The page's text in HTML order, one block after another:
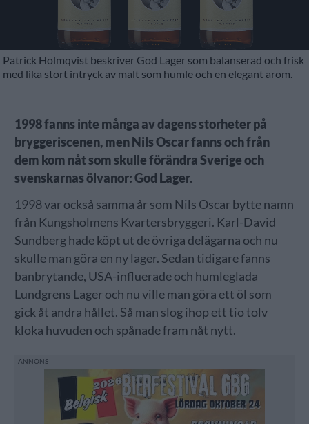
Patrick Holmqvist beskriver God Lager som balanserad och frisk
med lika stort intryck av malt som humle och en elegant arom.
1998 fanns inte många av dagens storheter på
bryggeriscenen, men Nils Oscar fanns och från
dem kom nåt som skulle förändra Sverige och
svenskarnas ölvanor: God Lager.
1998 var också samma år som Nils Oscar bytte namn
från Kungsholmens Kvartersbryggeri. Karl-David
Sundberg hade köpt ut de övriga delägarna och nu
skulle man göra en ny lager. Sedan tidigare fanns
banbrytande, USA-influerade och humleglada
Lundgrens Lager och nu ville man göra ett öl som
gick åt andra hållet. Så man slog ihop ett tio tolv
kloka huvuden och spånade fram nåt nytt.